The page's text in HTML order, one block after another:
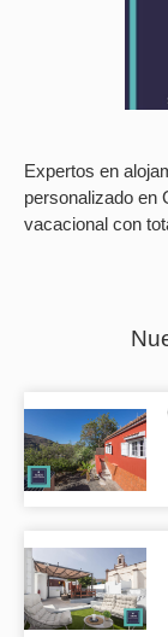
Expertos en
personalizado en
vacacional con